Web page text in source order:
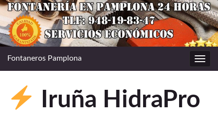
la
Fontaneros Pamplona
Iruña HidraPro